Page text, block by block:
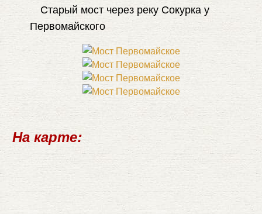
Старый мост через реку Сокурка у
Первомайского
На карте: